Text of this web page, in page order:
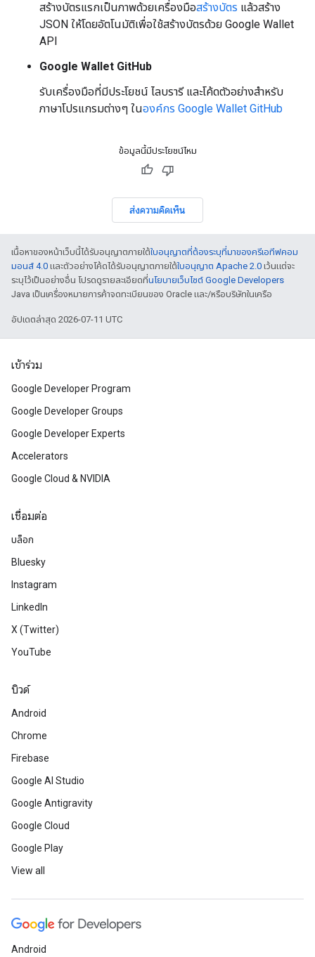
สร้างบัตรแรกเป็นภาพด้วยเครื่องมือสร้างบัตร แล้วสร้าง
JSON ให้โดยอัตโนมัติเพื่อใช้สร้างบัตรด้วย Google Wallet
API
Google Wallet GitHub
รับเครื่องมือที่มีประโยชน์ ไลบรารี และโค้ดตัวอย่างสำหรับ
ภาษาโปรแกรมต่างๆ ในองค์กร Google Wallet GitHub
ข้อมูลนี้มีประโยชน์ไหม
ส่งความคิดเห็น
เนื้อหาของหน้าเว็บนี้ได้รับอนุญาตภายใต้ใบอนุญาตที่ต้องระบุที่มาของครีเอทีฟคอม
มอนส์ 4.0 และตัวอย่างโค้ดได้รับอนุญาตภายใต้ใบอนุญาต Apache 2.0 เว้นแต่จะ
ระบุไว้เป็นอย่างอื่น โปรดดูรายละเอียดที่นโยบายเว็บไซต์ Google Developers
Java เป็นเครื่องหมายการค้าจดทะเบียนของ Oracle และ/หรือบริษัทในเครือ
อัปเดตล่าสุด 2026-07-11 UTC
เข้าร่วม
Google Developer Program
Google Developer Groups
Google Developer Experts
Accelerators
Google Cloud & NVIDIA
เชื่อมต่อ
บล็อก
Bluesky
Instagram
LinkedIn
X (Twitter)
YouTube
บิวด์
Android
Chrome
Firebase
Google AI Studio
Google Antigravity
Google Cloud
Google Play
View all
Android